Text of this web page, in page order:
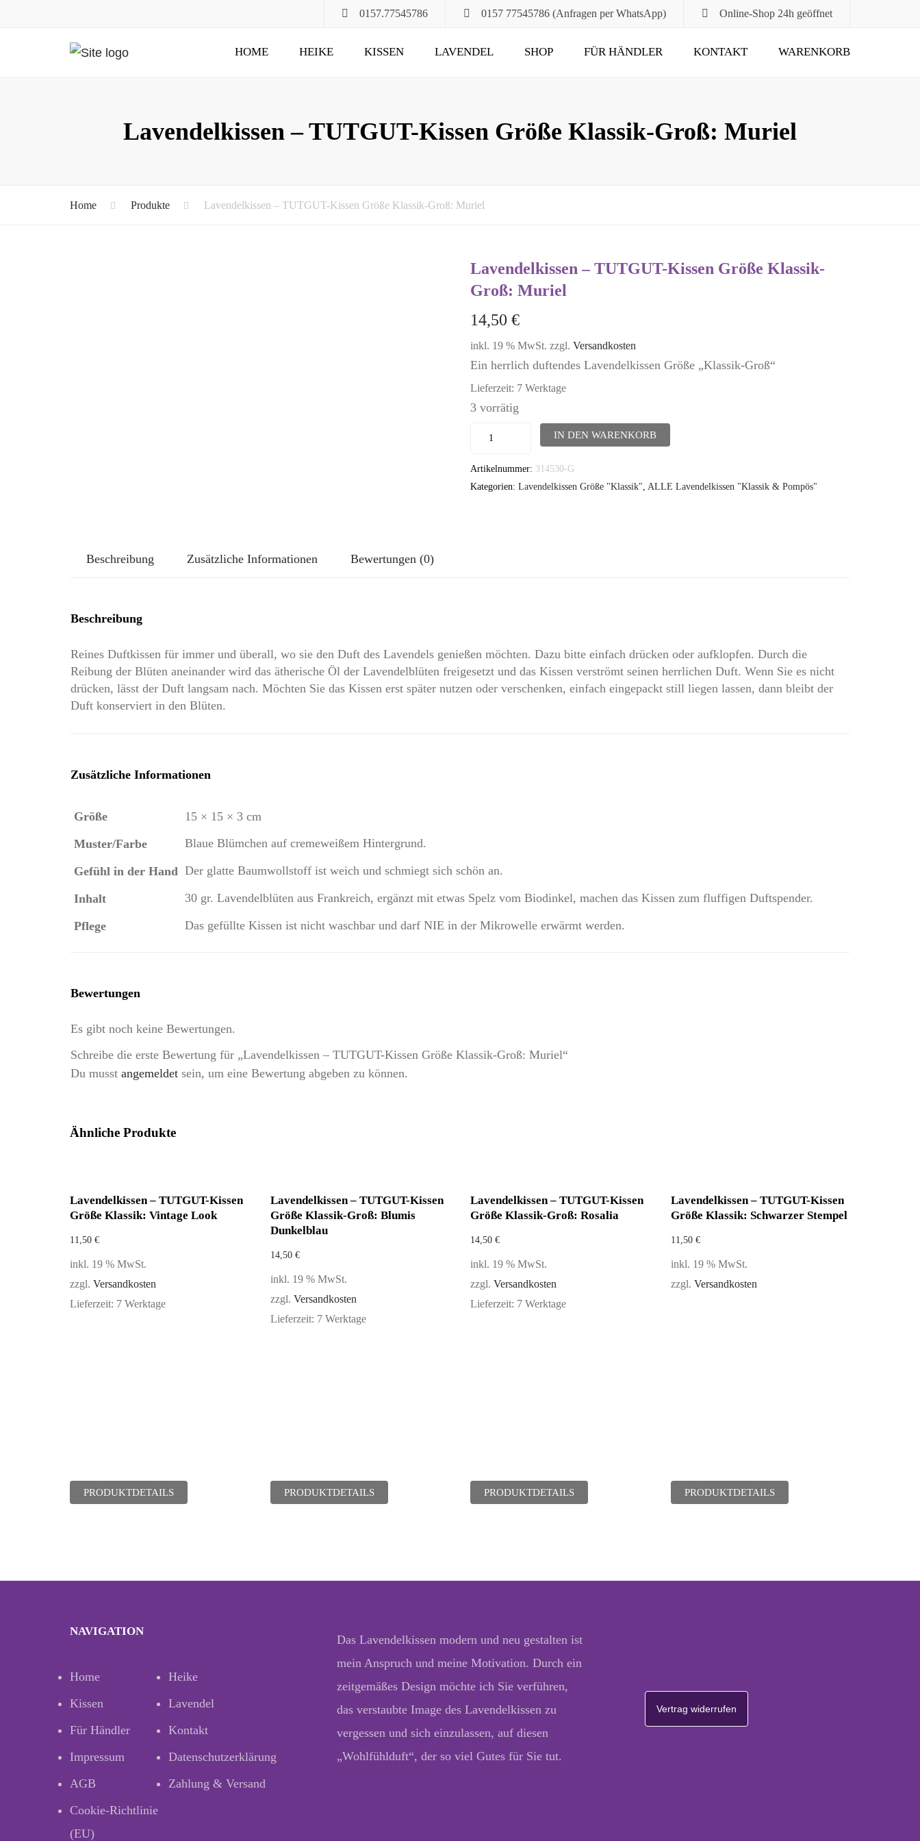
0157.77545786 0157 77545786 (Anfragen per WhatsApp) Online-Shop 24h geöffnet
Submit
HOME HEIKE KISSEN
MAXIMA
LAVENDEL
FÜR MUND, HALS
ZU ZWEIT
SHOP FÜR HÄNDLER KONTAKT WARENKORB
Lavendelkissen – TUTGUT-Kissen Größe Klassik-Groß: Muriel
Home Produkte Lavendelkissen – TUTGUT-Kissen Größe Klassik-Groß: Muriel
Lavendelkissen – TUTGUT-Kissen Größe Klassik-
Groß: Muriel
14,50 €
inkl. 19 % MwSt. zzgl. Versandkosten
Ein herrlich duftendes Lavendelkissen Größe „Klassik-Groß“
Lieferzeit: 7 Werktage
3 vorrätig
Lavendelkissen
TUTGUT-
Kissen
IN DEN WARENKORB
Artikelnummer: 314530-G
Kategorien: Lavendelkissen Größe "Klassik" ALLE Lavendelkissen "Klassik & Pompös"
Beschreibung Zusätzliche Informationen Bewertungen (0)
Beschreibung
Reines Duftkissen für immer und überall, wo sie den Duft des Lavendels genießen möchten. Dazu bitte einfach drücken oder aufklopfen. Durch die
Reibung der Blüten aneinander wird das ätherische Öl der Lavendelblüten freigesetzt und das Kissen verströmt seinen herrlichen Duft. Wenn Sie es nicht
drücken, lässt der Duft langsam nach. Möchten Sie das Kissen erst später nutzen oder verschenken, einfach eingepackt still liegen lassen, dann bleibt der
Duft konserviert in den Blüten.
Zusätzliche Informationen
Größe
15 × 15 × 3 cm
Muster/Farbe
Blaue Blümchen auf cremeweißem Hintergrund.
Gefühl in der Hand Der glatte Baumwollstoff ist weich und schmiegt sich schön an.
Inhalt 30 gr. Lavendelblüten aus Frankreich, ergänzt mit etwas Spelz vom Biodinkel, machen das Kissen zum fluffigen Duftspender.
Pflege Das gefüllte Kissen ist nicht waschbar und darf NIE in der Mikrowelle erwärmt werden.
Bewertungen
Es gibt noch keine Bewertungen.
Schreibe die erste Bewertung für „Lavendelkissen – TUTGUT-Kissen Größe Klassik-Groß: Muriel“
Du musst angemeldet sein, um eine Bewertung abgeben zu können.
Ähnliche Produkte
Lavendelkissen – TUTGUT-Kissen
Größe Klassik: Vintage Look
11,50 €
inkl. 19 % MwSt.
zzgl. Versandkosten
Lieferzeit: 7 Werktage
PRODUKTDETAILS
Lavendelkissen – TUTGUT-Kissen
Größe Klassik-Groß: Blumis
Dunkelblau
14,50 €
inkl. 19 % MwSt.
zzgl. Versandkosten
Lieferzeit: 7 Werktage
PRODUKTDETAILS
Lavendelkissen – TUTGUT-Kissen
Größe Klassik-Groß: Rosalia
14,50 €
inkl. 19 % MwSt.
zzgl. Versandkosten
Lieferzeit: 7 Werktage
PRODUKTDETAILS
Lavendelkissen – TUTGUT-Kissen
Größe Klassik: Schwarzer Stempel
11,50 €
inkl. 19 % MwSt.
zzgl. Versandkosten
PRODUKTDETAILS
NAVIGATION
Home
Heike
Kissen
Lavendel
Für Händler
Kontakt
Impressum
Datenschutzerklärung
AGB
Zahlung & Versand
Cookie-Richtlinie
(EU)
Das Lavendelkissen modern und neu gestalten ist
mein Anspruch und meine Motivation. Durch ein
zeitgemäßes Design möchte ich Sie verführen,
das verstaubte Image des Lavendelkissen zu
vergessen und sich einzulassen, auf diesen
„Wohlfühlduft“, der so viel Gutes für Sie tut.
Vertrag widerrufen